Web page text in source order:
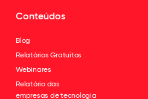
Conteúdos
Blog
Relatórios Gratuitos
Webinares
Relatório das
empresas de tecnologia